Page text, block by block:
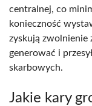
centralnej, co
konieczność
zyskują zwolnienie
generować i
skarbowych.
Jakie kary